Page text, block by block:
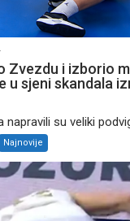
Zvezdu i izborio
u sjeni skandala
su veliki
Najnovije